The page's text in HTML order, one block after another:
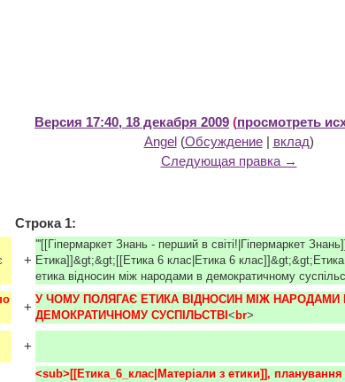
Версия 17:40, 18 декабря 2009 (просмотреть
Angel (Обсуждение| вклад)
Следующая правка →
Строка 1:
+
'''[[Гіпермаркет Знань - перший в світі!|Гіпермаркет
Етика]]&gt;&gt;[[Етика 6 клас|Етика 6
етика відносин між народами в демократичному
+ У ЧОМУ ПОЛЯГАЄ ЕТИКА ВІДНОСИН МІЖ НАРОДАМИ
ДЕМОКРАТИЧНОМУ СУСПІЛЬСТВІ < br>
+
<sub>[[Етика_6_клас|Матеріали з етики]], планування